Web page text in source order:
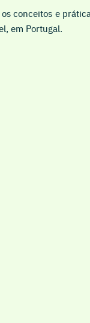
conceitos e
em Portugal.